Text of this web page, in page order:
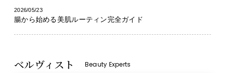
2026/05/23
腸から始める美肌ルーティン完全ガイド
ベルヴィスト Beauty Experts